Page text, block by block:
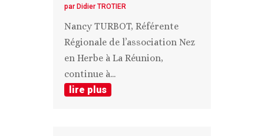
par Didier TROTIER
Nancy TURBOT, Référente
Régionale de l’association Nez
en Herbe à La Réunion,
continue à...
lire plus